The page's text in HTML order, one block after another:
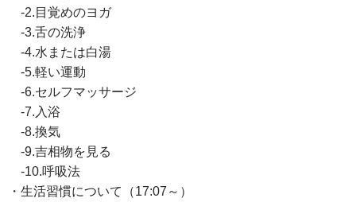
-2.目覚めのヨガ
-3.舌の洗浄
-4.水または白湯
-5.軽い運動
-6.セルフマッサージ
-7.入浴
-8.換気
-9.吉相物を見る
-10.呼吸法
・生活習慣について（17:07～）